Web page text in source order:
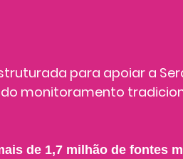
para apoiar a
monitoramento
de 1,7 milhão de fontes